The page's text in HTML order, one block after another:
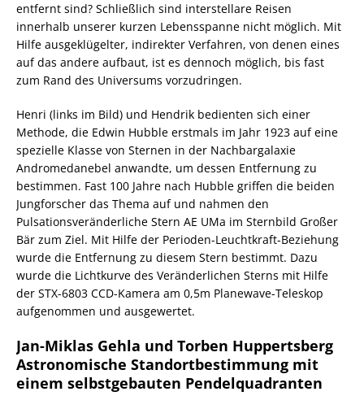
entfernt sind? Schließlich sind interstellare Reisen
innerhalb unserer kurzen Lebensspanne nicht möglich. Mit
Hilfe ausgeklügelter, indirekter Verfahren, von denen eines
auf das andere aufbaut, ist es dennoch möglich, bis fast
zum Rand des Universums vorzudringen.
Henri (links im Bild) und Hendrik bedienten sich einer
Methode, die Edwin Hubble erstmals im Jahr 1923 auf eine
spezielle Klasse von Sternen in der Nachbargalaxie
Andromedanebel anwandte, um dessen Entfernung zu
bestimmen. Fast 100 Jahre nach Hubble griffen die beiden
Jungforscher das Thema auf und nahmen den
Pulsationsveränderliche Stern AE UMa im Sternbild Großer
Bär zum Ziel. Mit Hilfe der Perioden-Leuchtkraft-Beziehung
wurde die Entfernung zu diesem Stern bestimmt. Dazu
wurde die Lichtkurve des Veränderlichen Sterns mit Hilfe
der STX-6803 CCD-Kamera am 0,5m Planewave-Teleskop
aufgenommen und ausgewertet.
Jan-Miklas Gehla und Torben Huppertsberg
Astronomische Standortbestimmung mit
einem selbstgebauten Pendelquadranten